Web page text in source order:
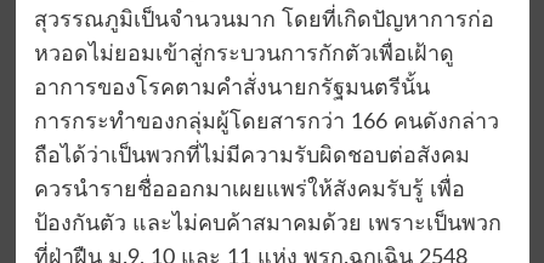
สุวรรณภูมิเป็นจำนวนมาก โดยที่เกิดปัญหาการก่อ
หวอดไม่ยอมเข้าสู่กระบวนการกักตัวเพื่อเฝ้าดู
อาการของโรคตามคำสั่งนายกรัฐมนตรีนั้น
การกระทำของกลุ่มผู้โดยสารกว่า 166 คนดังกล่าว
ถือได้ว่าเป็นพวกที่ไม่มีความรับผิดชอบต่อสังคม
ควรนำรายชื่อออกมาเผยแพร่ให้สังคมรับรู้ เพื่อ
ป้องกันตัว และไม่คบค้าสมาคมด้วย เพราะเป็นพวก